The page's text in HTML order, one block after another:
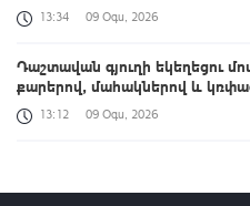
13:34 09 Օգս, 2026
Դաշտավան գյուղի եկեղեցու
քարերով, մահակներով և
13:12 09 Օգս, 2026
12:50 09 Օգս, 2026